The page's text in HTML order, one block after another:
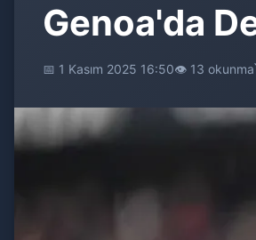
Genoa'da
📅 1 Kasım 2025 16:50👁️ 13 okunma